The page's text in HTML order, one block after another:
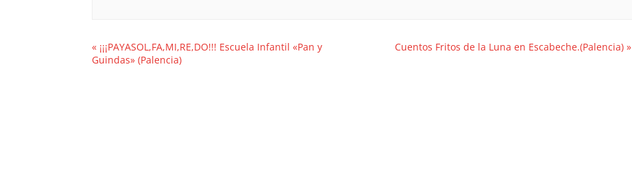
« ¡¡¡PAYASOL,FA,MI,RE,DO!!! Escuela Infantil «Pan y
Guindas» (Palencia)
Cuentos Fritos de la Luna en Escabeche.(Palencia)»